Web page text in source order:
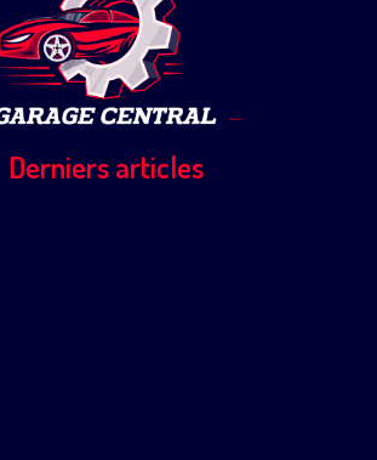
Derniers articles